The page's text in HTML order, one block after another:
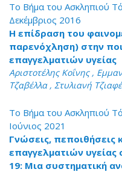
Το Βήμα του Ασκληπιού
Δεκέμβριος 2016
Η επίδραση του
παρενόχληση) στην
επαγγελματιών υγείας
Αριστοτέλης Κοΐνης ,
Τζαβέλλα , Στυλιανή
Το Βήμα του Ασκληπιού
Ιούνιος 2021
Γνώσεις, πεποιθήσεις
επαγγελματιών υγείας
19: Μια συστηματική